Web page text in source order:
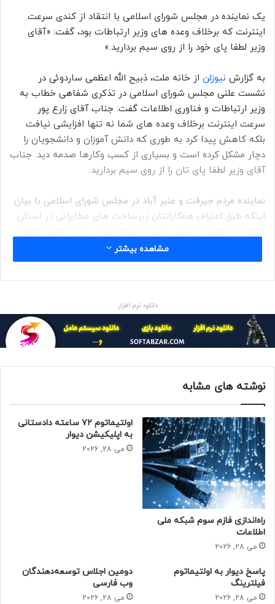
یک نماینده در مجلس شورای اسلامی با انتقاد از کندی سرعت
اینترنت که برخلاف وعده های وزیر ارتباطات بود، گفت: «آقای
وزیر لطفا پای خود را از روی سیم بردارید.»
به گزارش نیوزلن از خانه ملت، ذبیح الله اعظمی ساردوئی در
نشست علنی مجلس شورای اسلامی در تذکری شفاهی خطاب به
وزیر ارتباطات و فناوری اطلاعات گفت: جناب آقای زارع پور
سرعت اینترنت برخلاف وعده های شما نه تنها افزایشی نیافت
بلکه کاهش پیدا کرد به طوری که دانش آموزان و دانشجویان را
دچار مشکل کرده است و بسیاری از کسب وکارها صدمه دید. جناب
آقای وزیر لطفا پای تان را از روی سیم بردارید.
نماینده مردم جیرفت و عنبر آباد در مجلس شورای اسلامی با بیان
اینکه طبق اعتراف همکارانتان زیرساخت های مخابراتی در استان
این خصوص اقدامات لازم صورت گیرد.
نیوزلن: زارع پور اینترنت پرسرعت
مشاهده بیشتر
دانلود نرم افزار
نوشته های مشابه
راه‌اندازی فازم سوم شبکه ملی
اطلاعات
می 28, 2026
اولتیماتوم ۷۲ ساعته دادستانی
به اپلیکیشن دیوار
می 28, 2026
پاسخ دیوار به اولتیماتوم
فیلترینگ
می 28, 2026
دومین اجلاس توسعه‌دهندگان
وب فارسی
می 28, 2026